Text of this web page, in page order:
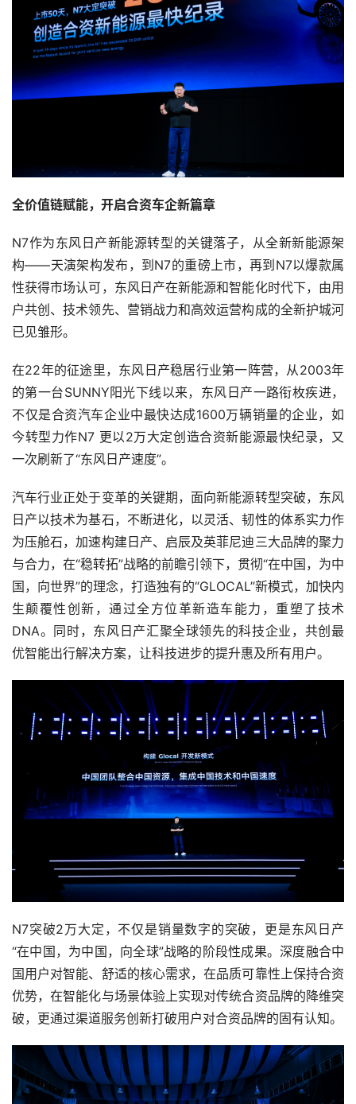
全价值链赋能，开启合资车企新篇章
N7作为东风日产新能源转型的关键落子，从全新新能源架
构——天演架构发布，到N7的重磅上市，再到N7以爆款属
性获得市场认可，东风日产在新能源和智能化时代下，由用
户共创、技术领先、营销战力和高效运营构成的全新护城河
已见雏形。
在22年的征途里，东风日产稳居行业第一阵营，从2003年
的第一台SUNNY阳光下线以来，东风日产一路衔枚疾进，
不仅是合资汽车企业中最快达成1600万辆销量的企业，如
今转型力作N7 更以2万大定创造合资新能源最快纪录，又
一次刷新了“东风日产速度”。
汽车行业正处于变革的关键期，面向新能源转型突破，东风
日产以技术为基石，不断进化，以灵活、韧性的体系实力作
为压舱石，加速构建日产、启辰及英菲尼迪三大品牌的聚力
与合力，在“稳转拓”战略的前瞻引领下，贯彻“在中国，为中
国，向世界”的理念，打造独有的“GLOCAL”新模式，加快内
生颠覆性创新，通过全方位革新造车能力，重塑了技术
DNA。同时，东风日产汇聚全球领先的科技企业，共创最
优智能出行解决方案，让科技进步的提升惠及所有用户。
N7突破2万大定，不仅是销量数字的突破，更是东风日产
“在中国，为中国，向全球”战略的阶段性成果。深度融合中
国用户对智能、舒适的核心需求，在品质可靠性上保持合资
优势，在智能化与场景体验上实现对传统合资品牌的降维突
破，更通过渠道服务创新打破用户对合资品牌的固有认知。